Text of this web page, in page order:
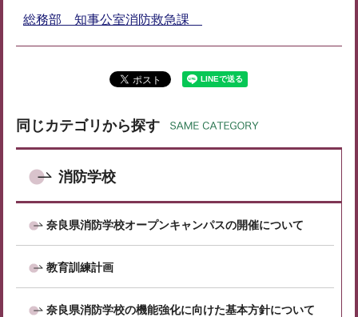
総務部 知事公室消防救急課
同じカテゴリから探す
消防学校
奈良県消防学校オープンキャンパスの開催について
教育訓練計画
奈良県消防学校の機能強化に向けた基本方針について